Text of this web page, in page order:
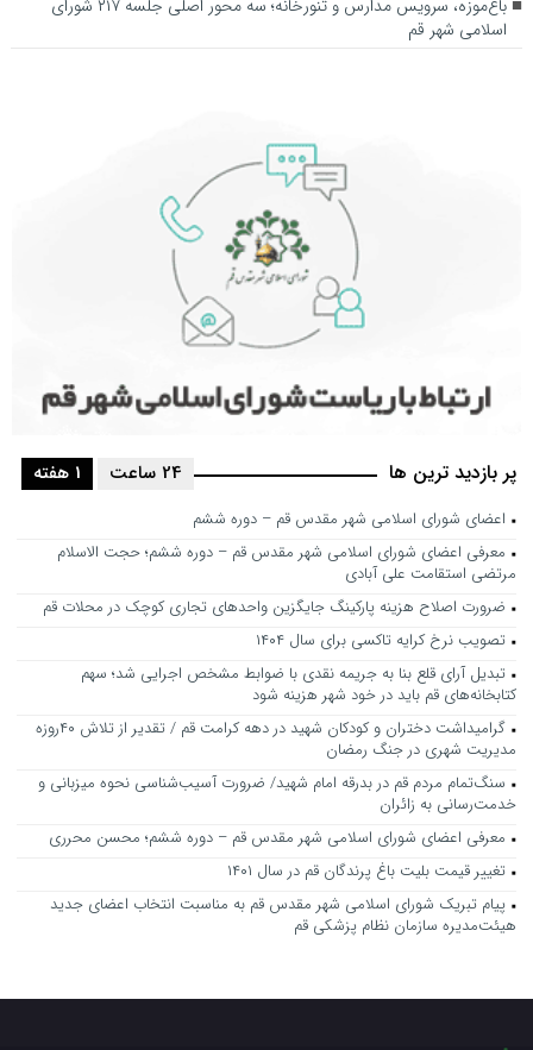
باغ‌موزه، سرویس مدارس و تنورخانه؛ سه محور اصلی جلسه ۲۱۷ شورای
اسلامی شهر قم
پر بازدید ترین ها 1 هفته 24 ساعت
اعضای شورای اسلامی شهر مقدس قم – دوره ششم
معرفی اعضای شورای اسلامی شهر مقدس قم – دوره ششم؛ حجت الاسلام
مرتضی استقامت علی آبادی
ضرورت اصلاح هزینه پارکینگ جایگزین واحدهای تجاری کوچک در محلات قم
تصویب نرخ کرایه تاکسی برای سال ۱۴۰۴
تبدیل آرای قلع بنا به جریمه نقدی با ضوابط مشخص اجرایی شد؛ سهم
کتابخانه‌های قم باید در خود شهر هزینه شود
گرامیداشت دختران و کودکان شهید در دهه کرامت قم / تقدیر از تلاش ۴۰روزه
مدیریت شهری در جنگ رمضان
سنگ‌تمام مردم قم در بدرقه امام شهید/ ضرورت آسیب‌شناسی نحوه میزبانی و
خدمت‌رسانی به زائران
معرفی اعضای شورای اسلامی شهر مقدس قم – دوره ششم؛ محسن محرری
تغییر قیمت بلیت باغ پرندگان قم در سال ۱۴۰۱
پیام تبریک شورای اسلامی شهر مقدس قم به مناسبت انتخاب اعضای جدید
هیئت‌مدیره سازمان نظام پزشکی قم